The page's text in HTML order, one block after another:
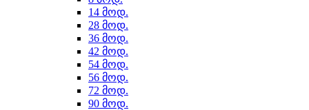
14 მოდ.
28 მოდ.
36 მოდ.
42 მოდ.
54 მოდ.
56 მოდ.
72 მოდ.
90 მოდ.